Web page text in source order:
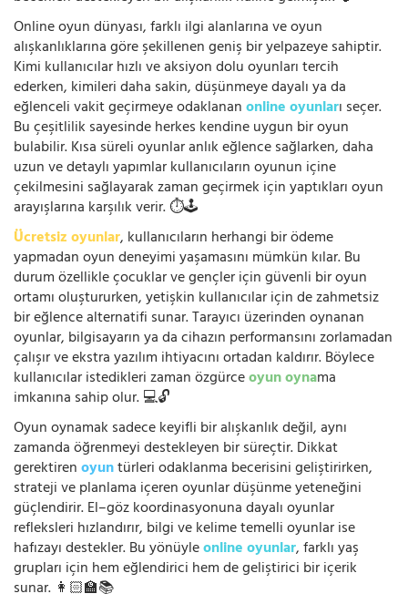
Online oyun dünyası, farklı ilgi alanlarına ve oyun
alışkanlıklarına göre şekillenen geniş bir yelpazeye sahiptir.
Kimi kullanıcılar hızlı ve aksiyon dolu oyunları tercih
ederken, kimileri daha sakin, düşünmeye dayalı ya da
eğlenceli vakit geçirmeye odaklananonline oyunları seçer.
Bu çeşitlilik sayesinde herkes kendine uygun bir oyun
bulabilir. Kısa süreli oyunlar anlık eğlence sağlarken, daha
uzun ve detaylı yapımlar kullanıcıların oyunun içine
çekilmesini sağlayarak zaman geçirmek için yaptıkları oyun
arayışlarına karşılık verir. ⏱️🕹️
Ücretsiz oyunlar, kullanıcıların herhangi bir ödeme
yapmadan oyun deneyimi yaşamasını mümkün kılar. Bu
durum özellikle çocuklar ve gençler için güvenli bir oyun
ortamı oluştururken, yetişkin kullanıcılar için de zahmetsiz
bir eğlence alternatifi sunar. Tarayıcı üzerinden oynanan
oyunlar, bilgisayarın ya da cihazın performansını zorlamadan
çalışır ve ekstra yazılım ihtiyacını ortadan kaldırır. Böylece
kullanıcılar istedikleri zaman özgürceoyun oynama
imkanına sahip olur. 💻🔓
Oyun oynamak sadece keyifli bir alışkanlık değil, aynı
zamanda öğrenmeyi destekleyen bir süreçtir. Dikkat
gerektirenoyuntürleri odaklanma becerisini geliştirirken,
strateji ve planlama içeren oyunlar düşünme yeteneğini
güçlendirir. El–göz koordinasyonuna dayalı oyunlar
refleksleri hızlandırır, bilgi ve kelime temelli oyunlar ise
hafızayı destekler. Bu yönüyleonline oyunlar, farklı yaş
grupları için hem eğlendirici hem de geliştirici bir içerik
sunar. 👩🏻‍🏫📚